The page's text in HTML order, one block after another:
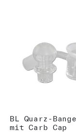
BL Quarz-
mit Carb Cap